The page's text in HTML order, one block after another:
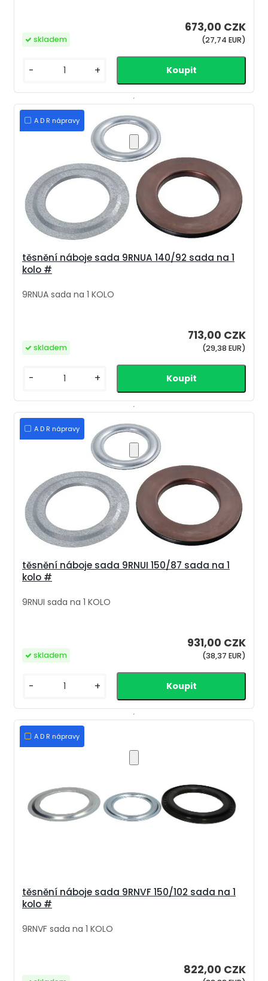
673,00 CZK
(27,74 EUR)
skladem
- +
těsnění náboje sada 9RNUA 140/92 sada na 1
kolo #
9RNUA sada na 1 KOLO
713,00 CZK
(29,38 EUR)
skladem
- +
A D R nápravy
těsnění náboje sada 9RNUI 150/87 sada na 1
kolo #
9RNUI sada na 1 KOLO
931,00 CZK
(38,37 EUR)
skladem
- +
A D R nápravy
těsnění náboje sada 9RNVF 150/102 sada na 1
kolo #
9RNVF sada na 1 KOLO
822,00 CZK
A D R nápravy